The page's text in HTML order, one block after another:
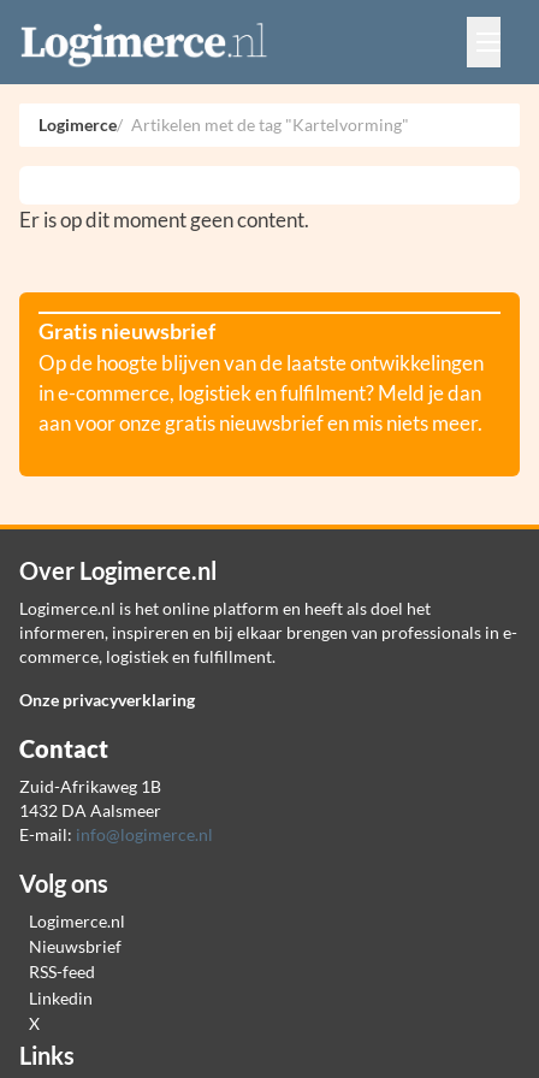
Vacatures
Events
Adverteren
Partners
Logimerce Artikelen met de tag "Kartelvorming"
Er is op dit moment geen content.
Gratis nieuwsbrief
Op de hoogte blijven van de laatste ontwikkelingen
in e-commerce, logistiek en fulfilment? Meld je dan
aan voor onze gratis nieuwsbrief en mis niets meer.
Over Logimerce.nl
Logimerce.nl is het online platform en heeft als doel het
informeren, inspireren en bij elkaar brengen van professionals in e-
commerce, logistiek en fulfillment.
Onze privacyverklaring
Contact
Zuid-Afrikaweg 1B
1432 DA Aalsmeer
E-mail: info@logimerce.nl
Volg ons
Logimerce.nl
Nieuwsbrief
RSS-feed
Linkedin
X
Links